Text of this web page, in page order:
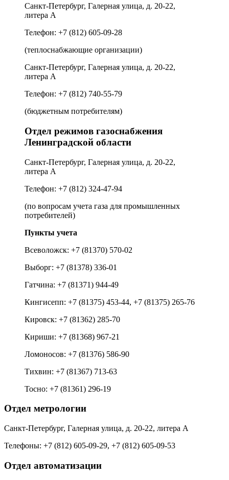
Санкт-Петербург, Галерная улица, д. 20-22,
литера А
Телефон: +7 (812) 605-09-28
(теплоснабжающие организации)
Санкт-Петербург, Галерная улица, д. 20-22,
литера А
Телефон: +7 (812) 740-55-79
(бюджетным потребителям)
Отдел режимов газоснабжения
Ленинградской области
Санкт-Петербург, Галерная улица, д. 20-22,
литера А
Телефон: +7 (812) 324-47-94
(по вопросам учета газа для промышленных
потребителей)
Пункты учета
Всеволожск: +7 (81370) 570-02
Выборг: +7 (81378) 336-01
Гатчина: +7 (81371) 944-49
Кингисепп: +7 (81375) 453-44, +7 (81375) 265-76
Кировск: +7 (81362) 285-70
Кириши: +7 (81368) 967-21
Ломоносов: +7 (81376) 586-90
Тихвин: +7 (81367) 713-63
Тосно: +7 (81361) 296-19
Отдел метрологии
Санкт-Петербург, Галерная улица, д. 20-22, литера А
Телефоны: +7 (812) 605-09-29, +7 (812) 605-09-53
Отдел автоматизации